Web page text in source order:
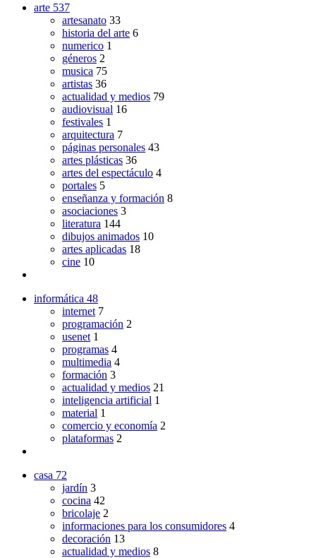
arte 537
artesanato 33
historia del arte 6
numerico 1
géneros 2
musica 75
artistas 36
actualidad y medios 79
audiovisual 16
festivales 1
arquitectura 7
páginas personales 43
artes plásticas 36
artes del espectáculo 4
portales 5
enseñanza y formación 8
asociaciones 3
literatura 144
dibujos animados 10
artes aplicadas 18
cine 10
informática 48
internet 7
programación 2
usenet 1
programas 4
multimedia 4
formación 3
actualidad y medios 21
inteligencia artificial 1
material 1
comercio y economía 2
plataformas 2
casa 72
jardín 3
cocina 42
bricolaje 2
informaciones para los consumidores 4
decoración 13
actualidad y medios 8